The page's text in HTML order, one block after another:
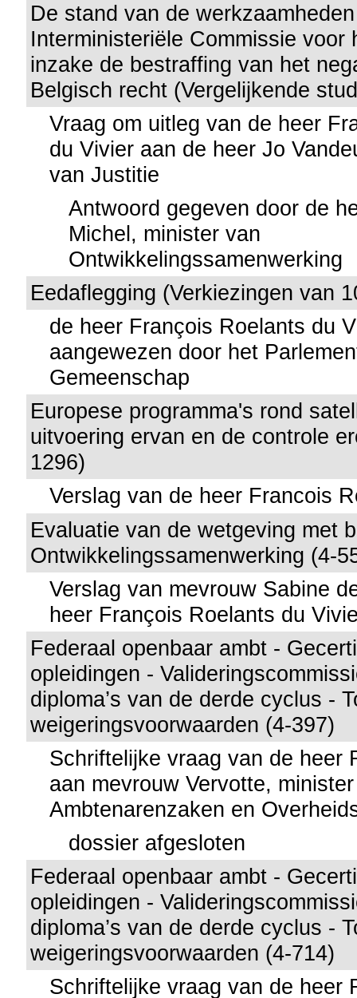
De stand van de
Interministeriële Commissie voor
inzake de bestraffing van het
Belgisch recht (Vergelijkende
Vraag om uitleg van de heer
du Vivier aan de heer Jo
van Justitie
Antwoord gegeven door de
Michel, minister van
Ontwikkelingssamenwerking
Eedaflegging (Verkiezingen van
de heer François Roelants du
aangewezen door het
Gemeenschap
Europese programma's rond
uitvoering ervan en de controle
1296)
Verslag van de heer Francois
Evaluatie van de wetgeving met
Ontwikkelingssamenwerking (4-
Verslag van mevrouw Sabine
heer François Roelants du
Federaal openbaar ambt -
opleidingen -
diploma’s van de derde cyclus -
weigeringsvoorwaarden (4-397)
Schriftelijke vraag van de heer
aan mevrouw Vervotte,
Ambtenarenzaken en
dossier afgesloten
Federaal openbaar ambt -
opleidingen -
diploma’s van de derde cyclus -
weigeringsvoorwaarden (4-714)
Schriftelijke vraag van de heer